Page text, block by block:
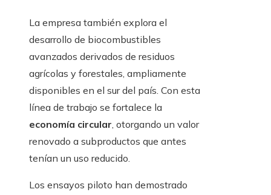
La empresa también explora el
desarrollo de biocombustibles
avanzados derivados de residuos
agrícolas y forestales, ampliamente
disponibles en el sur del país. Con esta
línea de trabajo se fortalece la
economía circular, otorgando un valor
renovado a subproductos que antes
tenían un uso reducido.
Los ensayos piloto han demostrado